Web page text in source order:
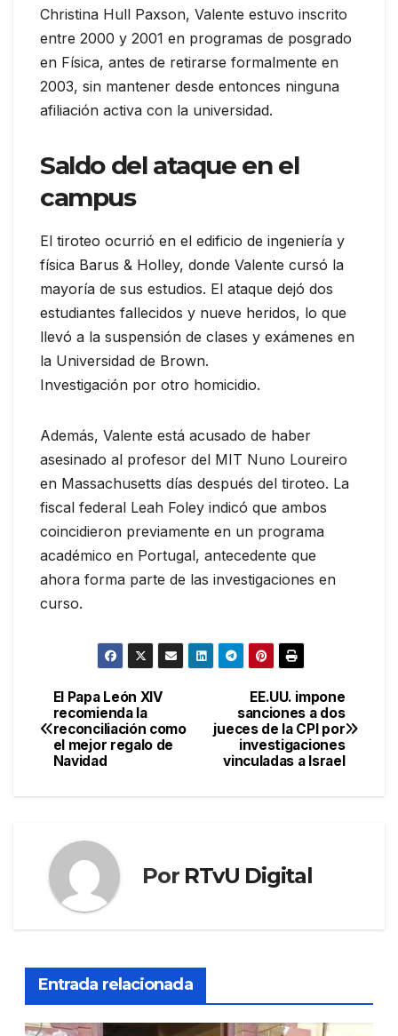
Christina Hull Paxson, Valente estuvo inscrito
entre 2000 y 2001 en programas de posgrado
en Física, antes de retirarse formalmente en
2003, sin mantener desde entonces ninguna
afiliación activa con la universidad.
Saldo del ataque en el
campus
El tiroteo ocurrió en el edificio de ingeniería y
física Barus & Holley, donde Valente cursó la
mayoría de sus estudios. El ataque dejó dos
estudiantes fallecidos y nueve heridos, lo que
llevó a la suspensión de clases y exámenes en
la Universidad de Brown.
Investigación por otro homicidio.
Además, Valente está acusado de haber
asesinado al profesor del MIT Nuno Loureiro
en Massachusetts días después del tiroteo. La
fiscal federal Leah Foley indicó que ambos
coincidieron previamente en un programa
académico en Portugal, antecedente que
ahora forma parte de las investigaciones en
curso.
Navegación
de
EE.UU. impone
sanciones a dos
jueces de la CPI por
investigaciones
vinculadas a Israel
El Papa León XIV
recomienda la
reconciliación como
el mejor regalo de
Navidad
Por RTvU Digital
Entrada relacionada